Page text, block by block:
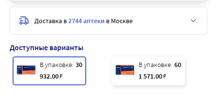
Доступные варианты
В упаковке: 30
932.00₽
В упаковке: 60
1 571.00₽
Доставка в2744 аптеки в Москве